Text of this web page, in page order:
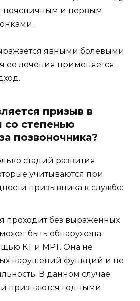
поясничным и первым
явными болевыми
лечения применяется
призыв в
со степенью
позвоночника?
стадий развития
учитываются при
призывника к службе:
проходит без выраженных
быть обнаружена
КТ и МРТ. Она не
нарушений функций и не
В данном случае
признаются годными.